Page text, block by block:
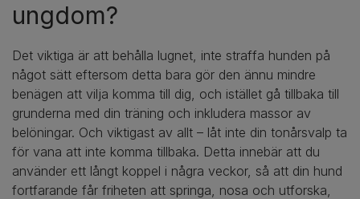
ungdom?
Det viktiga är att behålla lugnet, inte straffa hunden på
något sätt eftersom detta bara gör den ännu mindre
benägen att vilja komma till dig, och istället gå tillbaka till
grunderna med din träning och inkludera massor av
belöningar. Och viktigast av allt – låt inte din tonårsvalp ta
för vana att inte komma tillbaka. Detta innebär att du
använder ett långt koppel i några veckor, så att din hund
fortfarande får friheten att springa, nosa och utforska,